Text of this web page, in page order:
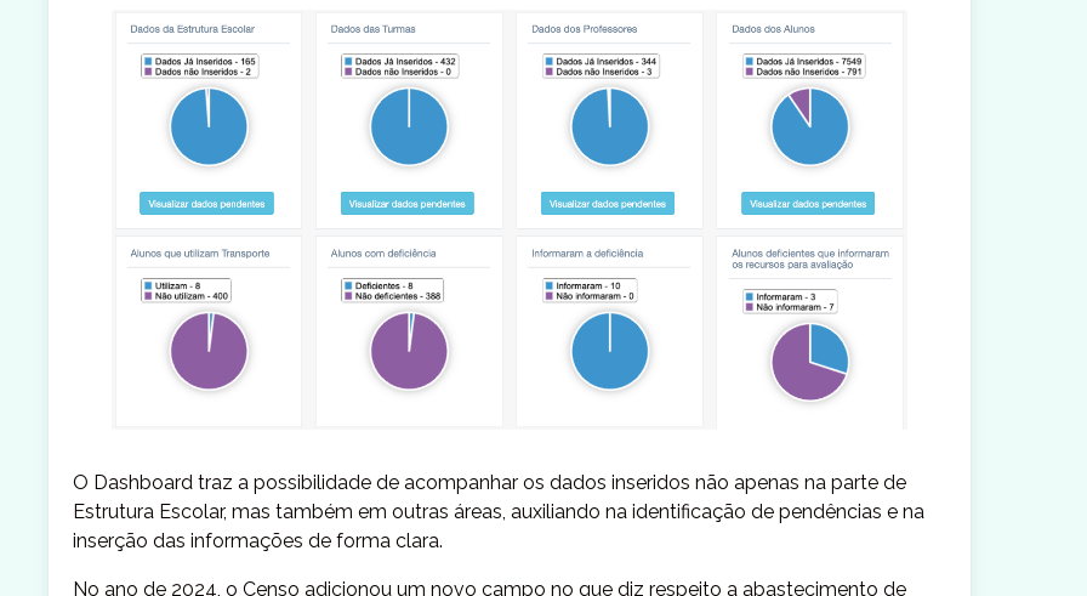
O Dashboard traz a possibilidade de acompanhar os dados inseridos não apenas na parte de
Estrutura Escolar, mas também em outras áreas, auxiliando na identificação de pendências e na
inserção das informações de forma clara.
No ano de 2024, o Censo adicionou um novo campo no que diz respeito a abastecimento de